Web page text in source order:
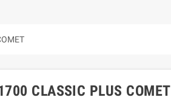
CLASSIC PLUS COMET